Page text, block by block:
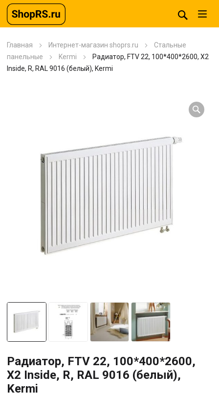
Главная Интернет-магазин shoprs.ru
Стальные
панельные
Kermi
Радиатор, FTV 22, 100*400*2600, X2
Inside, R, RAL 9016 (белый), Kermi
Радиатор, FTV 22, 100*400*2600,
X2 Inside, R, RAL 9016 (белый),
Kermi